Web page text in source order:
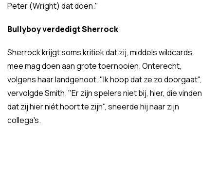
Peter (Wright) dat doen."
Bullyboy verdedigt Sherrock
Sherrock krijgt soms kritiek dat zij, middels wildcards,
mee mag doen aan grote toernooien. Onterecht,
volgens haar landgenoot. "Ik hoop dat ze zo doorgaat",
vervolgde Smith. "Er zijn spelers niet bij, hier, die vinden
dat zij hier niét hoort te zijn", sneerde hij naar zijn
collega's.